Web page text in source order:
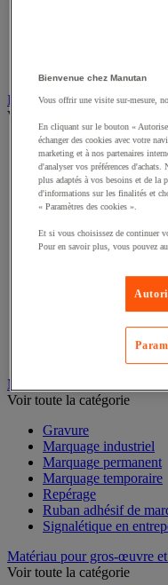
Instrument de mesure
Voir toute la catégorie
Balance industrielle
Compteur et
Dynamomètre
Équipement optique
Instrument de mesure
Mesure de la vitesse
Mesure d'électricité
Mesure du temps
Mesureur et détecteur
Thermomètre et
Marquage
Voir toute la catégorie
Gravure
Marquage industriel
Marquage permanent
Marquage temporaire
Repérage
Ruban adhésif de
Signalétique en
Matériau pour gros-œuvre
Voir toute la catégorie
Bienvenue chez Manutan
Vous offrir une visite sur-mesure,
En cliquant sur le bouton «
échanger des cookies avec votre
marketing et à nos partenaires
d'analyser vos préférences
plus adaptés à vos besoins et de la
d'informations sur les finalités et
« Paramètres des cookies ».
Et si vous choisissez de continuer
Pour en savoir plus, vous pouvez